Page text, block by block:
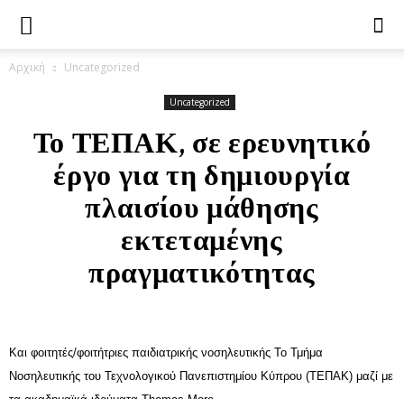
Αρχική Uncategorized
Uncategorized
Το ΤΕΠΑΚ, σε ερευνητικό
έργο για τη δημιουργία
πλαισίου μάθησης
εκτεταμένης
πραγματικότητας
Kαι φοιτητές/φοιτήτριες παιδιατρικής νοσηλευτικής Το Τμήμα
Νοσηλευτικής του Τεχνολογικού Πανεπιστημίου Κύπρου (ΤΕΠΑΚ) μαζί με